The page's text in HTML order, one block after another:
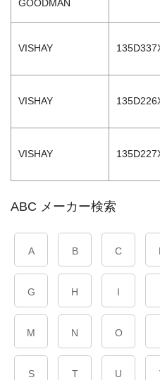
GOODMAN
VISHAY
VISHAY
VISHAY
ABC メーカー検索
A B C
G H I
M N O
S T U